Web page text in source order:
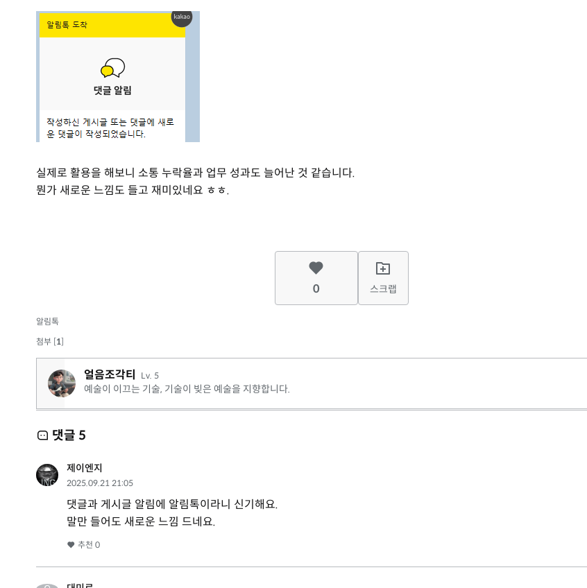
실제로 활용을 해보니 소통 누락율과 업무 성과도 늘어난 것 같습니다.
뭔가 새로운 느낌도 들고 재미있네요 ㅎㅎ.
0 스크랩
알림톡
첨부 [1]
얼음조각티 Lv. 5
예술이 이끄는 기술, 기술이 빚은 예술을 지향합니다.
댓글 5
제이엔지
2025.09.21 21:05
댓글과 게시글 알림에 알림톡이라니 신기해요.
말만 들어도 새로운 느낌 드네요.
추천 0